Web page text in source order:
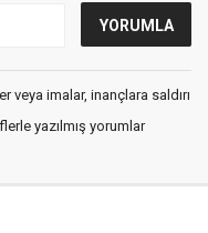
veya imalar, inançlara saldırı
yazılmış yorumlar